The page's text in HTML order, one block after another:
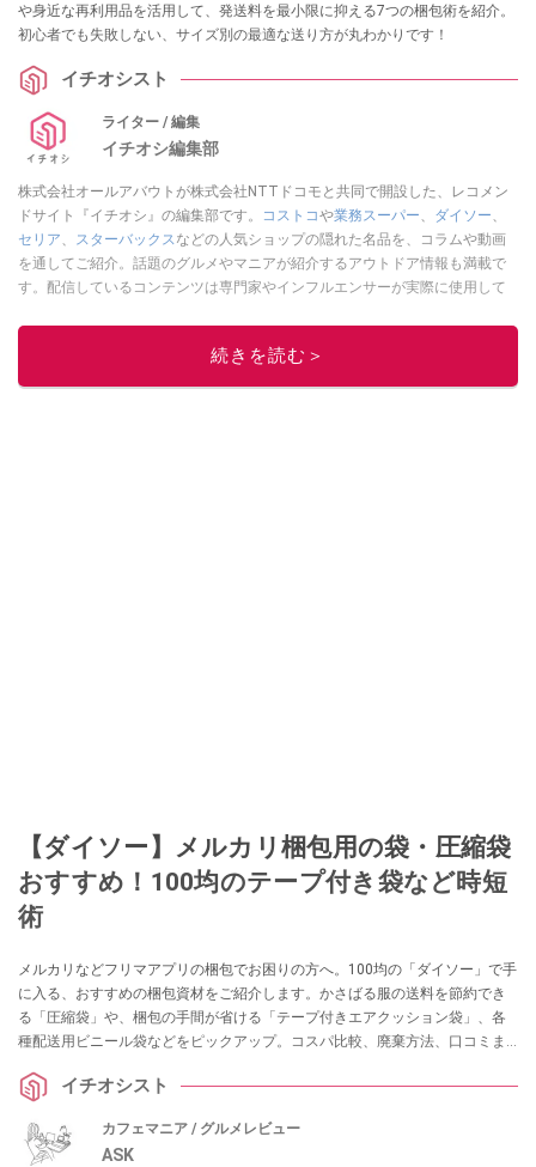
や身近な再利用品を活用して、発送料を最小限に抑える7つの梱包術を紹介。
初心者でも失敗しない、サイズ別の最適な送り方が丸わかりです！
イチオシスト
ライター / 編集
イチオシ編集部
株式会社オールアバウトが株式会社NTTドコモと共同で開設した、レコメン
ドサイト『イチオシ』の編集部です。
コストコや業務スーパー、 ダイソー、
セリア、 スターバックスなどの人気ショップの隠れた名品を、コラムや動画
を通してご紹介。話題のグルメやマニアが紹介するアウトドア情報も満載で
す。配信しているコンテンツは専門家やインフルエンサーが実際に使用して
ニュースでフォロー
続きを読む＞
【ダイソー】メルカリ梱包用の袋・圧縮袋
おすすめ！100均のテープ付き袋など時短
術
メルカリなどフリマアプリの梱包でお困りの方へ。100均の「ダイソー」で手
に入る、おすすめの梱包資材をご紹介します。かさばる服の送料を節約でき
る「圧縮袋」や、梱包の手間が省ける「テープ付きエアクッション袋」、各
種配送用ビニール袋などをピックアップ。コスパ比較、廃棄方法、口コミま
イチオシスト
カフェマニア / グルメレビュー
ASK